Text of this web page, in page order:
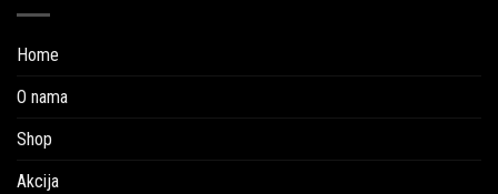
Home
O nama
Shop
Akcija